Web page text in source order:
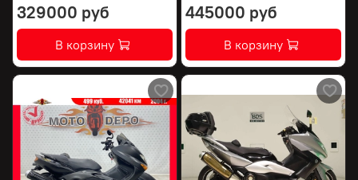
329000 руб
В корзину
445000 руб
В корзину